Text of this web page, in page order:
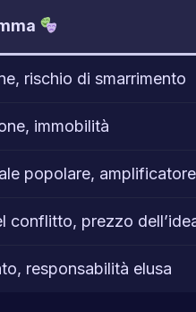
rischio di smarrimento
immobilità
popolare,
conflitto, prezzo
responsabilità elusa